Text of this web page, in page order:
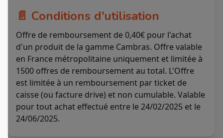
📄 Conditions d'utilisation
Offre de remboursement de 0,40€ pour l'achat
d'un produit de la gamme Cambras. Offre valable
en France métropolitaine uniquement et limitée à
1500 offres de remboursement au total. L'Offre
est limitée à un remboursement par ticket de
caisse (ou facture drive) et non cumulable. Valable
pour tout achat effectué entre le 24/02/2025 et le
24/06/2025.